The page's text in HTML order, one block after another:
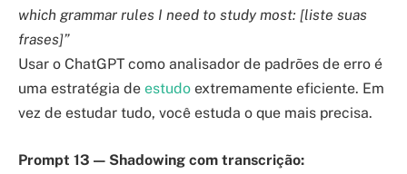
which grammar rules I need to study most: [liste suas
frases]”
Usar o ChatGPT como analisador de padrões de erro é
uma estratégia de estudo extremamente eficiente. Em
vez de estudar tudo, você estuda o que mais precisa.
Prompt 13 — Shadowing com transcrição: